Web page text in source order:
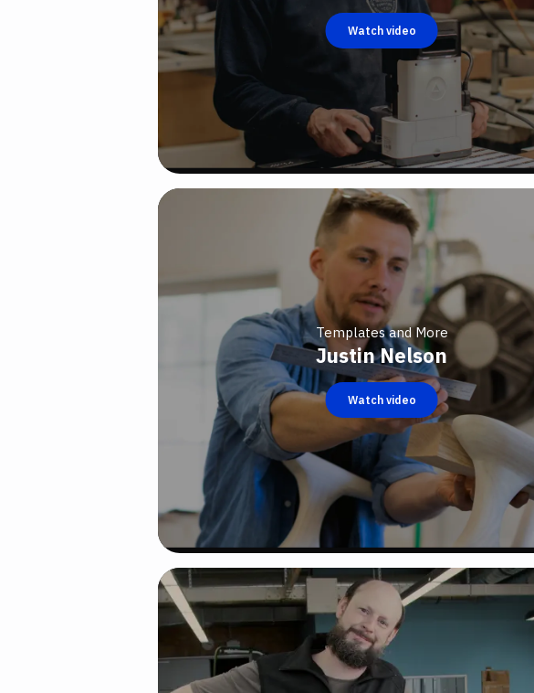
Watch video
Templates and More
Justin Nelson
Watch video